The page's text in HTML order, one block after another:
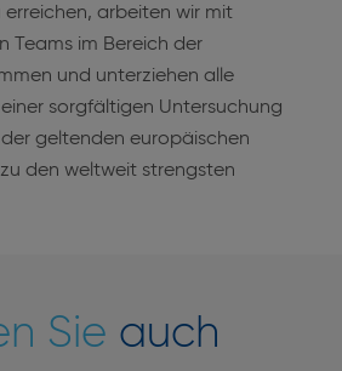
erreichen, arbeiten wir mit
Teams im Bereich der
und unterziehen alle
sorgfältigen Untersuchung
geltenden europäischen
den weltweit strengsten
Sie auch